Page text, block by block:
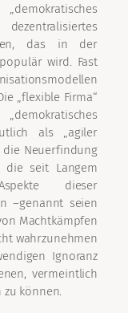
das in der
wird. Fast
„flexible Firma“
als „agiler
die Neuerfindung
die seit Langem
dieser
–genannt seien
Machtkämpfen
wahrzunehmen
Ignoranz
vermeintlich
können.